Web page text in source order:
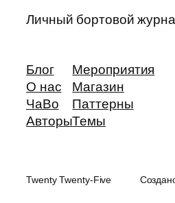
Личный бортовой
Блог
О нас
ЧаВо
Авторы
Мероприятия
Магазин
Паттерны
Темы
Twenty Twenty-Five